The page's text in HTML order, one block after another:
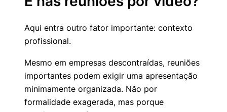
Aqui entra outro fator importante: contexto
profissional.
Mesmo em empresas descontraídas, reuniões
importantes podem exigir uma apresentação
minimamente organizada. Não por
formalidade exagerada, mas porque